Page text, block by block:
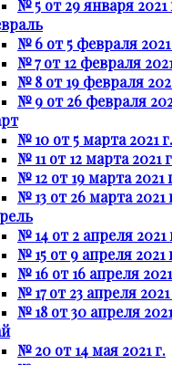
№ 5 от 29 января 2021
№ 6 от 5 февраля 2021
№ 7 от 12 февраля
№ 8 от 19 февраля
№ 9 от 26 февраля
№ 10 от 5 марта 2021 г.
№ 11 от 12 марта 2021
№ 12 от 19 марта 2021
№ 13 от 26 марта 2021
№ 14 от 2 апреля 2021
№ 15 от 9 апреля 2021
№ 16 от 16 апреля
№ 17 от 23 апреля 2021
№ 18 от 30 апреля
№ 20 от 14 мая 2021 г.